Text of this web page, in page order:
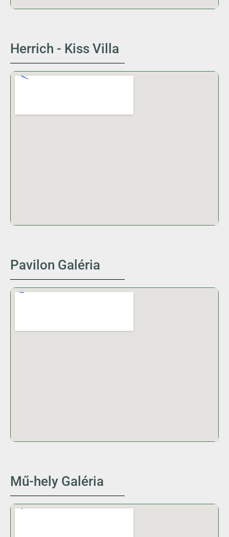
Herrich - Kiss Villa
Pavilon Galéria
Mű-hely Galéria